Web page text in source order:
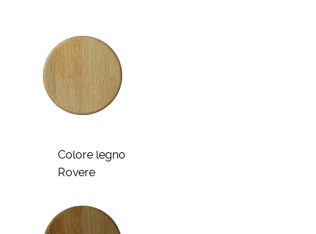
Colore legno
Rovere